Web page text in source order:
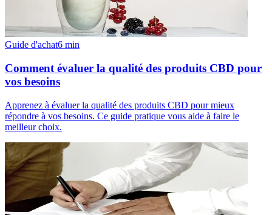
Guide d'achat6 min
Comment évaluer la qualité des produits CBD pour
vos besoins
Apprenez à évaluer la qualité des produits CBD pour mieux
répondre à vos besoins. Ce guide pratique vous aide à faire le
meilleur choix.